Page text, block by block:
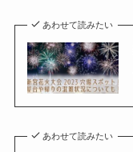
あわせて読みたい
あわせて読みたい